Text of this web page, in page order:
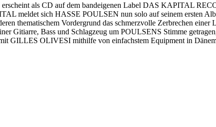
als CD auf dem bandeigenen Label DAS KAPITAL
meldet sich HASSE POULSEN nun solo auf seinem ersten
thematischem Vordergrund das schmerzvolle Zerbrechen einer
Gitiarre, Bass und Schlagzeug um POULSENS Stimme
GILLES OLIVESI mithilfe von einfachstem Equipment in